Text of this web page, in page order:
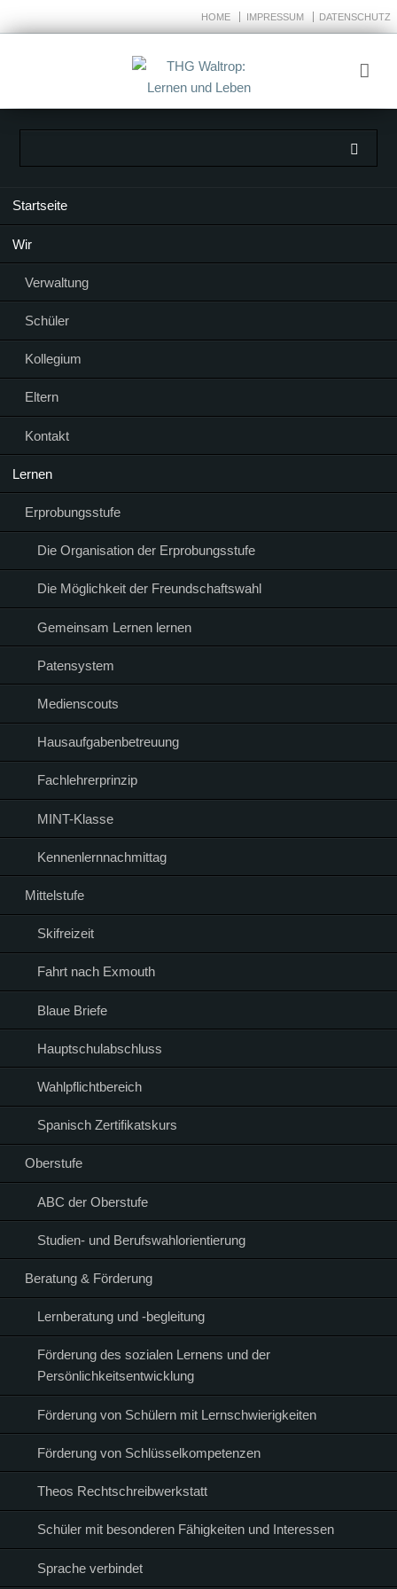
HOME IMPRESSUM DATENSCHUTZ
Startseite
Wir
Verwaltung
Schüler
Kollegium
Eltern
Kontakt
Lernen
Erprobungsstufe
Die Organisation der Erprobungsstufe
Die Möglichkeit der Freundschaftswahl
Gemeinsam Lernen lernen
Patensystem
Medienscouts
Hausaufgabenbetreuung
Fachlehrerprinzip
MINT-Klasse
Kennenlernnachmittag
Mittelstufe
Skifreizeit
Fahrt nach Exmouth
Blaue Briefe
Hauptschulabschluss
Wahlpflichtbereich
Spanisch Zertifikatskurs
Oberstufe
ABC der Oberstufe
Studien- und Berufswahlorientierung
Beratung & Förderung
Lernberatung und -begleitung
Förderung des sozialen Lernens und der
Persönlichkeitsentwicklung
Förderung von Schülern mit Lernschwierigkeiten
Förderung von Schlüsselkompetenzen
Theos Rechtschreibwerkstatt
Schüler mit besonderen Fähigkeiten und Interessen
Sprache verbindet